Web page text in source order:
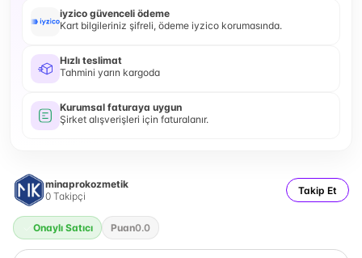
iyzico güvenceli ödeme
Kart bilgileriniz şifreli, ödeme iyzico korumasında.
Hızlı teslimat
Tahmini yarın kargoda
Kurumsal faturaya uygun
Şirket alışverişleri için faturalanır.
minaprokozmetik
0 Takipçi Takip Et
Onaylı Satıcı Puan0.0